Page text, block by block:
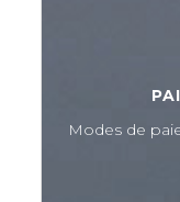
Modes de